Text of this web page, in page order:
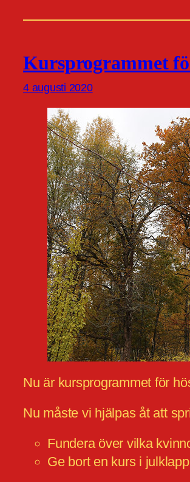
Kursprogrammet
4 augusti 2020
Nu är kursprogrammet för
Nu måste vi hjälpas åt att
Fundera över vilka
Ge bort en kurs i